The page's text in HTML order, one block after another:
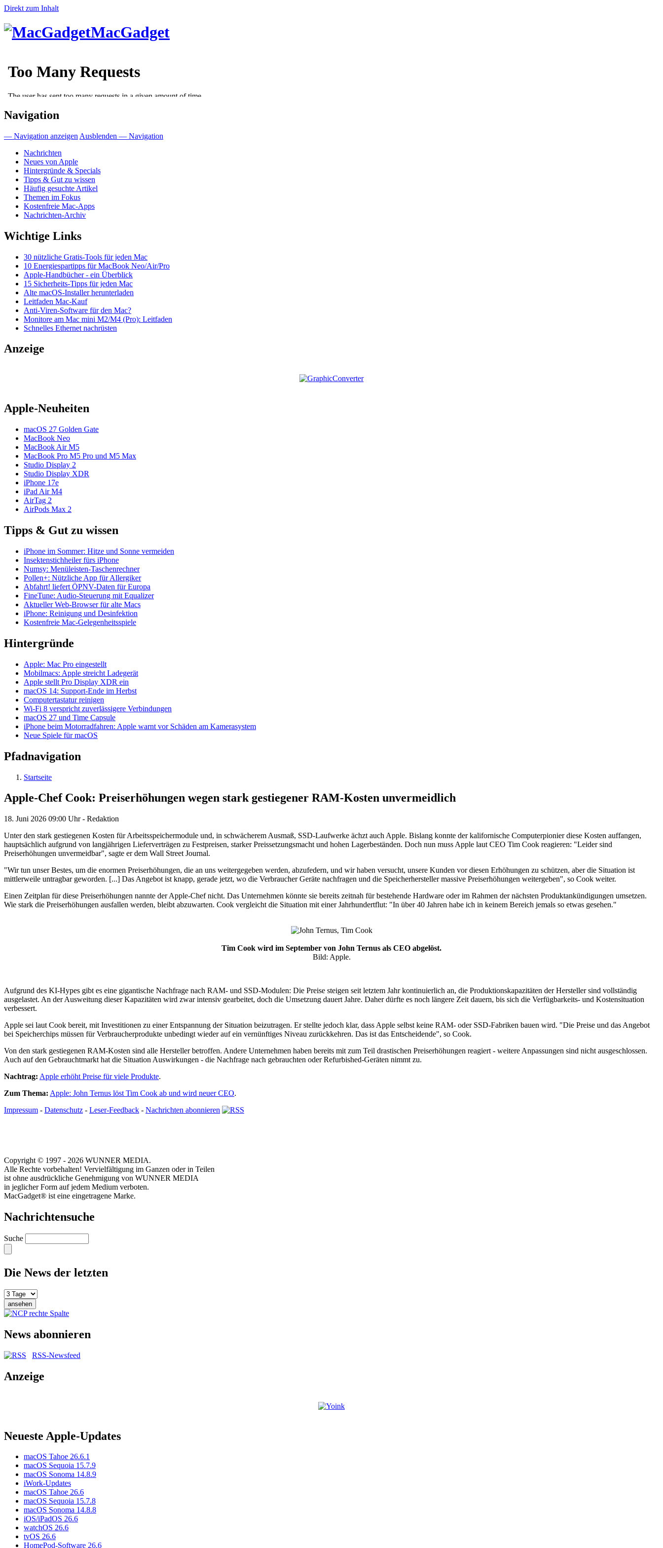
Direkt zum Inhalt
MacGadget
Navigation
— Navigation anzeigen Ausblenden — Navigation
Nachrichten
Neues von Apple
Hintergründe & Specials
Tipps & Gut zu wissen
Häufig gesuchte Artikel
Themen im Fokus
Kostenfreie Mac-Apps
Nachrichten-Archiv
Wichtige Links
30 nützliche Gratis-Tools für jeden Mac
10 Energiespartipps für MacBook Neo/Air/Pro
Apple-Handbücher - ein Überblick
15 Sicherheits-Tipps für jeden Mac
Alte macOS-Installer herunterladen
Leitfaden Mac-Kauf
Anti-Viren-Software für den Mac?
Monitore am Mac mini M2/M4 (Pro): Leitfaden
Schnelles Ethernet nachrüsten
Anzeige
Apple-Neuheiten
macOS 27 Golden Gate
MacBook Neo
MacBook Air M5
MacBook Pro M5 Pro und M5 Max
Studio Display 2
Studio Display XDR
iPhone 17e
iPad Air M4
AirTag 2
AirPods Max 2
Tipps & Gut zu wissen
iPhone im Sommer: Hitze und Sonne vermeiden
Insektenstichheiler fürs iPhone
Numsy: Menüleisten-Taschenrechner
Pollen+: Nützliche App für Allergiker
Abfahrt! liefert ÖPNV-Daten für Europa
FineTune: Audio-Steuerung mit Equalizer
Aktueller Web-Browser für alte Macs
iPhone: Reinigung und Desinfektion
Kostenfreie Mac-Gelegenheitsspiele
Hintergründe
Apple: Mac Pro eingestellt
Mobilmacs: Apple streicht Ladegerät
Apple stellt Pro Display XDR ein
macOS 14: Support-Ende im Herbst
Computertastatur reinigen
Wi-Fi 8 verspricht zuverlässigere Verbindungen
macOS 27 und Time Capsule
iPhone beim Motorradfahren: Apple warnt vor Schäden am Kamerasystem
Neue Spiele für macOS
Pfadnavigation
Startseite
Apple-Chef Cook: Preiserhöhungen wegen stark gestiegener RAM-Kosten unvermeidlich
18. Juni 2026 09:00 Uhr - Redaktion
Unter den stark gestiegenen Kosten für Arbeitsspeichermodule und, in schwächerem Ausmaß, SSD-Laufwerke ächzt auch Apple. Bislang konnte der kalifornische Computerpionier diese Kosten auffangen,
hauptsächlich aufgrund von langjährigen Lieferverträgen zu Festpreisen, starker Preissetzungsmacht und hohen Lagerbeständen. Doch nun muss Apple laut CEO Tim Cook reagieren: "Leider sind
Preiserhöhungen unvermeidbar", sagte er dem Wall Street Journal.
"Wir tun unser Bestes, um die enormen Preiserhöhungen, die an uns weitergegeben werden, abzufedern, und wir haben versucht, unsere Kunden vor diesen Erhöhungen zu schützen, aber die Situation ist
mittlerweile untragbar geworden. [...] Das Angebot ist knapp, gerade jetzt, wo die Verbraucher Geräte nachfragen und die Speicherhersteller massive Preiserhöhungen weitergeben", so Cook weiter.
Einen Zeitplan für diese Preiserhöhungen nannte der Apple-Chef nicht. Das Unternehmen könnte sie bereits zeitnah für bestehende Hardware oder im Rahmen der nächsten Produktankündigungen umsetzen.
Wie stark die Preiserhöhungen ausfallen werden, bleibt abzuwarten. Cook vergleicht die Situation mit einer Jahrhundertflut: "In über 40 Jahren habe ich in keinem Bereich jemals so etwas gesehen."
Tim Cook wird im September von John Ternus als CEO abgelöst.
Bild: Apple.
Aufgrund des KI-Hypes gibt es eine gigantische Nachfrage nach RAM- und SSD-Modulen: Die Preise steigen seit letztem Jahr kontinuierlich an, die Produktionskapazitäten der Hersteller sind vollständig
ausgelastet. An der Ausweitung dieser Kapazitäten wird zwar intensiv gearbeitet, doch die Umsetzung dauert Jahre. Daher dürfte es noch längere Zeit dauern, bis sich die Verfügbarkeits- und Kostensituation
verbessert.
Apple sei laut Cook bereit, mit Investitionen zu einer Entspannung der Situation beizutragen. Er stellte jedoch klar, dass Apple selbst keine RAM- oder SSD-Fabriken bauen wird. "Die Preise und das Angebot
bei Speicherchips müssen für Verbraucherprodukte unbedingt wieder auf ein vernünftiges Niveau zurückkehren. Das ist das Entscheidende", so Cook.
Von den stark gestiegenen RAM-Kosten sind alle Hersteller betroffen. Andere Unternehmen haben bereits mit zum Teil drastischen Preiserhöhungen reagiert - weitere Anpassungen sind nicht ausgeschlossen.
Auch auf den Gebrauchtmarkt hat die Situation Auswirkungen - die Nachfrage nach gebrauchten oder Refurbished-Geräten nimmt zu.
Nachtrag: Apple erhöht Preise für viele Produkte.
Zum Thema: Apple: John Ternus löst Tim Cook ab und wird neuer CEO.
Impressum - Datenschutz - Leser-Feedback - Nachrichten abonnieren
Copyright © 1997 - 2026 WUNNER MEDIA.
Alle Rechte vorbehalten! Vervielfältigung im Ganzen oder in Teilen
ist ohne ausdrückliche Genehmigung von WUNNER MEDIA
in jeglicher Form auf jedem Medium verboten.
MacGadget® ist eine eingetragene Marke.
Nachrichtensuche
Suche
Die News der letzten
News abonnieren
RSS-Newsfeed
Anzeige
Neueste Apple-Updates
macOS Tahoe 26.6.1
macOS Sequoia 15.7.9
macOS Sonoma 14.8.9
iWork-Updates
macOS Tahoe 26.6
macOS Sequoia 15.7.8
macOS Sonoma 14.8.8
iOS/iPadOS 26.6
watchOS 26.6
tvOS 26.6
HomePod-Software 26.6